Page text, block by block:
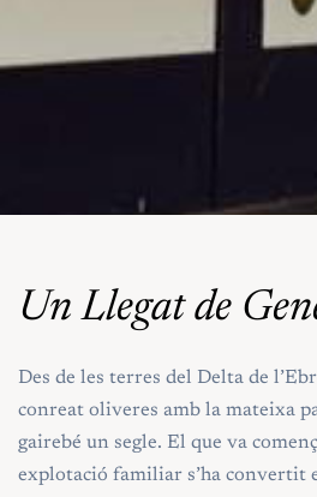
Un Llegat de
Des de les terres del Delta de
conreat oliveres amb la mateixa
gairebé un segle. El que va
explotació familiar s’ha convertit